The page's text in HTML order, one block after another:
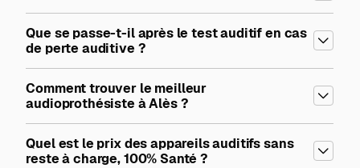
Que se passe-t-il après le test auditif en cas
de perte auditive ?
Comment trouver le meilleur
audioprothésiste à Alès ?
Quel est le prix des appareils auditifs sans
reste à charge, 100% Santé ?